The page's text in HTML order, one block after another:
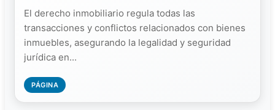
El derecho inmobiliario regula todas las
transacciones y conflictos relacionados con bienes
inmuebles, asegurando la legalidad y seguridad
jurídica en...
PÁGINA